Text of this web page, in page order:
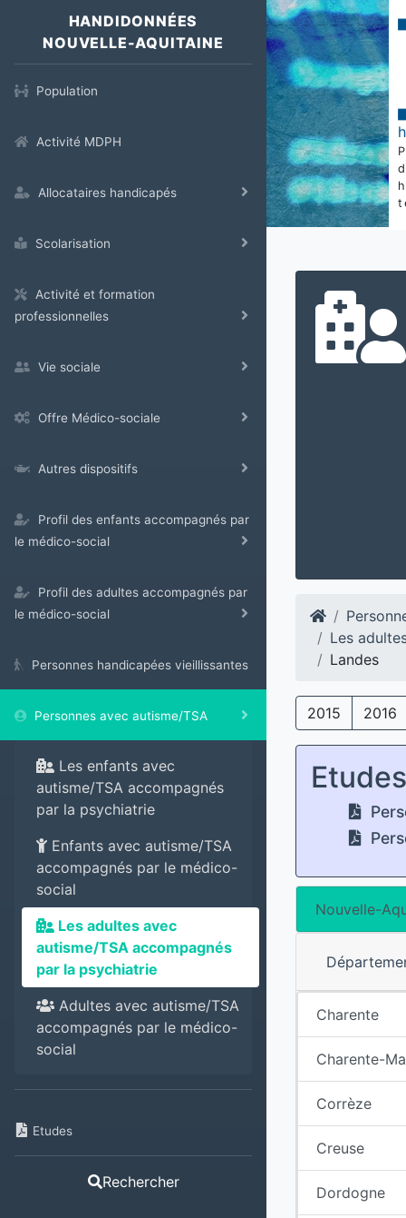
HANDIDONNÉES
NOUVELLE-AQUITAINE
Population
Activité MDPH
Allocataires handicapés
Scolarisation
Activité et formation
professionnelles
Vie sociale
Offre Médico-sociale
Autres dispositifs
Profil des enfants accompagnés par
le médico-social
Profil des adultes accompagnés par
le médico-social
Personnes handicapées vieillissantes
Personnes avec autisme/TSA
Les enfants avec
autisme/TSA accompagnés
par la psychiatrie
Enfants avec autisme/TSA
accompagnés par le médico-
social
Les adultes avec
autisme/TSA accompagnés
par la psychiatrie
Adultes avec autisme/TSA
accompagnés par le médico-
social
Etudes
Rechercher
Les
Landes
2015 2016
Etudes
Nouvelle-
Charente
Charente-
Corrèze
Creuse
Dordogne